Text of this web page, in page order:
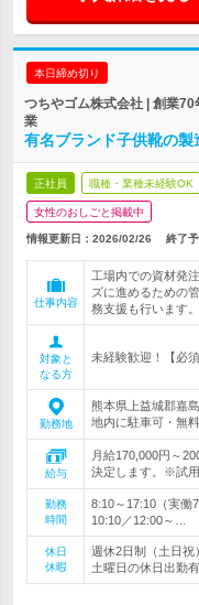
本日締め切り
つちやゴム株式会社 | 創業
業
有名ブランド子供靴の
正社員 職種・業種未経験OK
女性のおしごと掲載中
情報更新日：2026/02/26 終了予
仕事内容
工場内での資材発
ズに進めるための
務支援も行います。
対象と
なる方
未経験歓迎！【必
勤務地
熊本県上益城郡嘉
地内に駐車可・無
給与
月給170,000円～
決定します。※試
勤務
時間
8:10～17:10（実働
10:10／12:00～…
休日
休暇
週休2日制（土日
土曜日の休日出勤有